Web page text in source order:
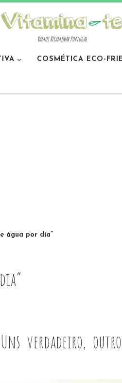
Vamos Vitaminar Portugal
COSMÉTICA ECO-
água por dia”
verdadeiro,